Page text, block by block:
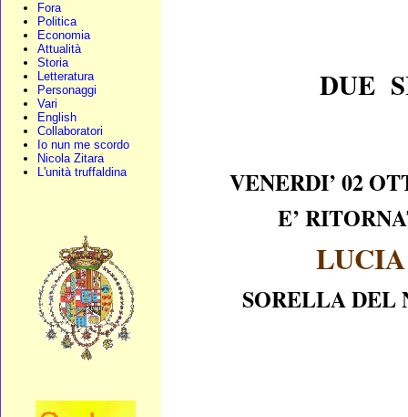
Fora
Politica
Economia
Attualità
Storia
Letteratura
Personaggi
Vari
English
Collaboratori
Io nun me scordo
Nicola Zitara
L'unità truffaldina
DUE
VENERDI’ 02
E’
SORELLA DEL